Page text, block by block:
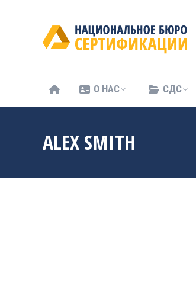
О НАС СДС
ALEX SMITH